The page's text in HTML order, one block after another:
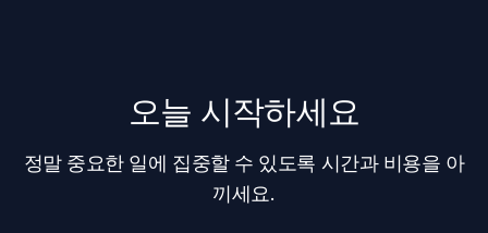
오늘 시작하세요
정말 중요한 일에 집중할 수 있도록 시간과 비용을 아
끼세요.